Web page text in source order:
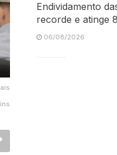
Endividamento
recorde e atinge
06/08/2026